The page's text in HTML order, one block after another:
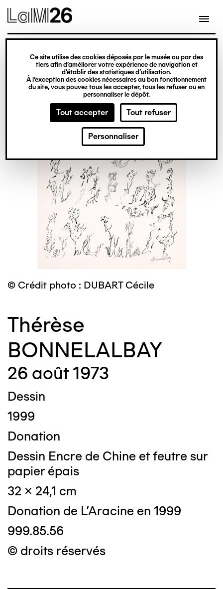
Gestion des cookies
Ce site utilise des cookies déposés par le musée ou par des
tiers afin d’améliorer votre expérience de navigation et
d’établir des statistiques d’utilisation.
À l’exception des cookies nécessaires au bon fonctionnement
du site, vous pouvez tous les accepter, tous les refuser ou en
personnaliser le dépôt.
Tout accepter Tout refuser
Personnaliser
contenu
© Crédit photo : DUBART Cécile
Thérèse
BONNELALBAY
26 août 1973
Dessin
1999
Donation
Dessin Encre de Chine et feutre sur
papier épais
32 x 24,1 cm
Donation de L'Aracine en 1999
999.85.56
© droits réservés